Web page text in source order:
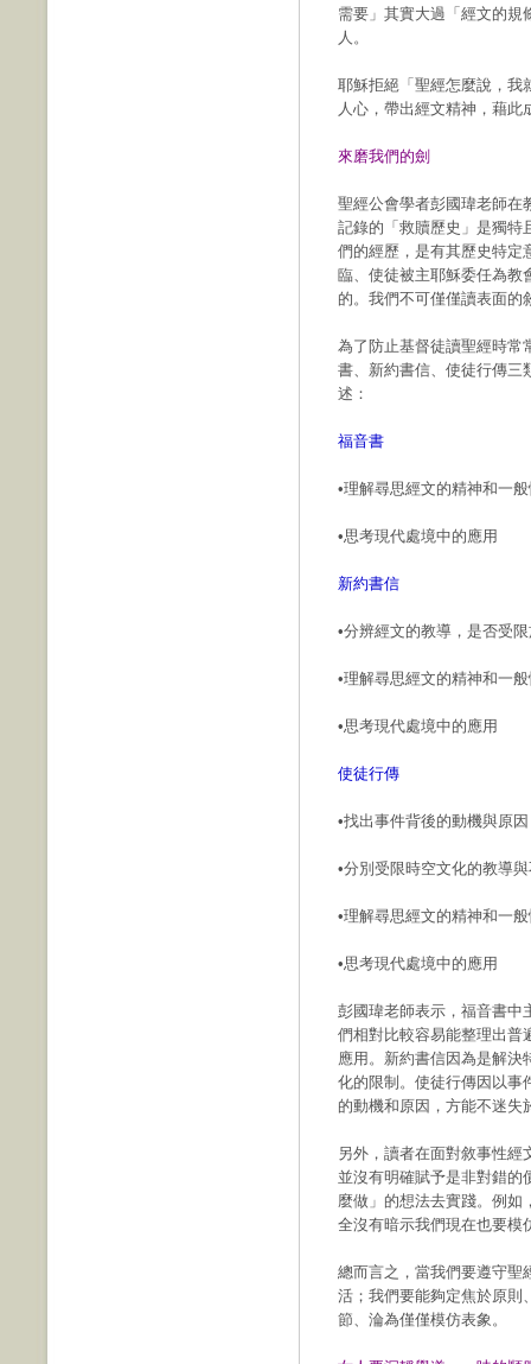
需要」其實大過「經文的規
人。
耶穌拒絕「聖經怎麼說，我
人心，帶出經文精神，藉此
來磨我們的劍
聖經公會學者彭國瑋老師在
記錄的「救贖歷史」是獨特
們的經歷，是有其歷史特定
臨、使徒被主耶穌委任為
的。我們不可僅僅讀表面的
為了防止基督徒讀聖經時常
書、新約書信、使徒行傳三
述：
福音書
•理解尋思經文的精神和一
•思考現代處境中的應用
新約書信
•分辨經文的教導，是否受
•理解尋思經文的精神和一
•思考現代處境中的應用
使徒行傳
•找出事件背後的動機與原因
•分別受限時空文化的教導
•理解尋思經文的精神和一
•思考現代處境中的應用
彭國瑋老師表示，福音書中
們相對比較容易能整理出普
應用。新約書信因為是解決
化的限制。使徒行傳因以事
的動機和原因，方能不迷失
另外，讀者在面對敘事性
並沒有明確賦予是非對錯的
麼做」的想法去實踐。例如
全沒有暗示我們現在也要模
總而言之，當我們要遵守聖
活；我們要能夠定焦於原則
節、淪為僅僅模仿表象。